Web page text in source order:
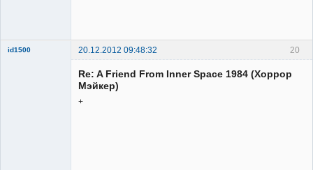
20
id1500
20.12.2012 09:48:32
Re: A Friend From Inner Space 1984 (Хоррор
Мэйкер)
+